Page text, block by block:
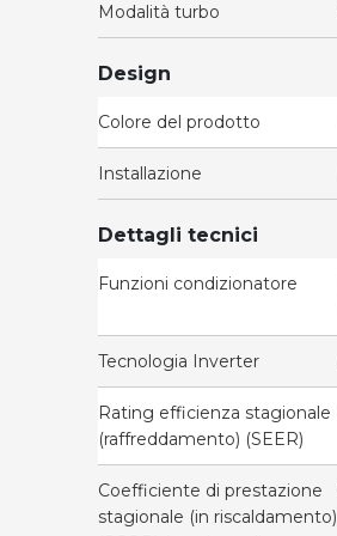
Modalità turbo
Design
Colore del prodotto
Installazione
Dettagli tecnici
Funzioni condizionatore
Tecnologia Inverter
Rating efficienza stagionale
(raffreddamento) (SEER)
Coefficiente di prestazione
stagionale (in riscaldamento)